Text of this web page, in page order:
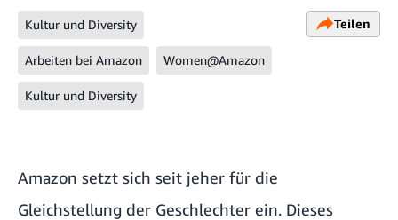
Kultur und Diversity
Arbeiten bei Amazon Women@Amazon
Kultur und Diversity
Teilen
Amazon setzt sich seit jeher für die
Gleichstellung der Geschlechter ein. Dieses